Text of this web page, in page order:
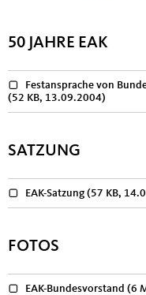
50 JAHRE EAK
Festansprache von
(52 KB, 13.09.2004)
SATZUNG
EAK-Satzung (57 KB,
FOTOS
EAK-Bundesvorstand (6